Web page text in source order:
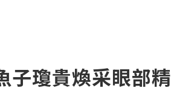
子瓊貴煥采眼部精